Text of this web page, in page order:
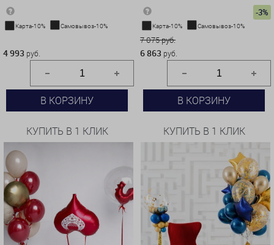
Карта-10% Самовывоз-10%
4 993 руб.
В КОРЗИНУ
КУПИТЬ В 1 КЛИК
-3%
Карта-10% Самовывоз-10%
7 075 руб.
6 863 руб.
В КОРЗИНУ
КУПИТЬ В 1 КЛИК